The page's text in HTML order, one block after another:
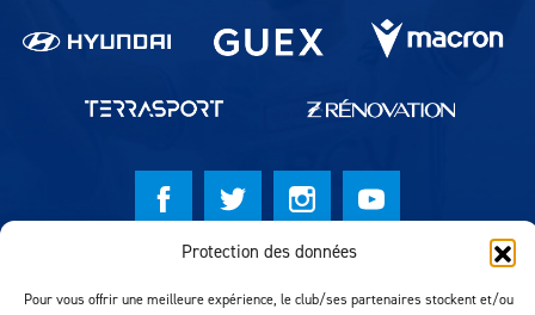
Protection des données
Pour vous offrir une meilleure expérience, le club/ses partenaires stockent et/ou
Réalisation MTM Agency